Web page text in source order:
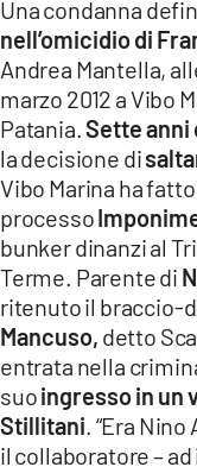
App
ANDROID
APPLE
Una condanna
nell’omicidio di
Andrea Mantella,
marzo 2012 a Vibo
Patania.Sette
la decisione di
Vibo Marina ha
processo
bunker dinanzi al
Terme. Parente di
ritenuto il braccio-
Mancuso, detto
entrata nella
suoingresso in un
Stillitani . “Era
il collaboratore –